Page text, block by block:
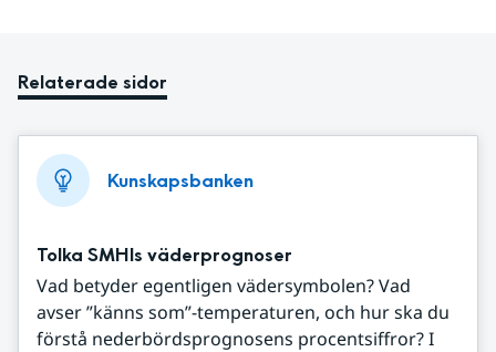
Relaterade sidor
Kunskapsbanken
Tolka SMHIs väderprognoser
Vad betyder egentligen vädersymbolen? Vad
avser ”känns som”-temperaturen, och hur ska du
förstå nederbördsprognosens procentsiffror? I